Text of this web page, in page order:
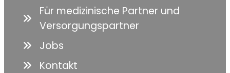
Für medizinische Partner und
Versorgungspartner
Jobs
Kontakt